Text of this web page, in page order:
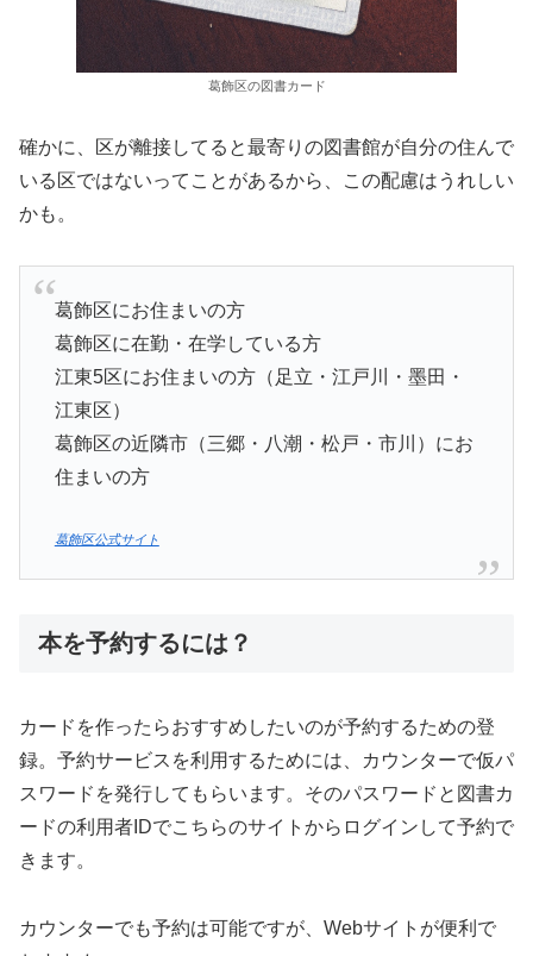
葛飾区の図書カード
確かに、区が離接してると最寄りの図書館が自分の住んで
いる区ではないってことがあるから、この配慮はうれしい
かも。
葛飾区にお住まいの方
葛飾区に在勤・在学している方
江東5区にお住まいの方（足立・江戸川・墨田・
江東区）
葛飾区の近隣市（三郷・八潮・松戸・市川）にお
住まいの方
葛飾区公式サイト
本を予約するには？
カードを作ったらおすすめしたいのが予約するための登
録。予約サービスを利用するためには、カウンターで仮パ
スワードを発行してもらいます。そのパスワードと図書カ
ードの利用者IDでこちらのサイトからログインして予約で
きます。
カウンターでも予約は可能ですが、Webサイトが便利で